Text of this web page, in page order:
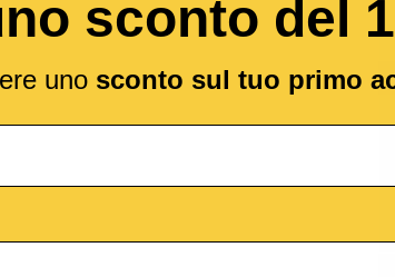
sconto del
uno sconto sul tuo primo